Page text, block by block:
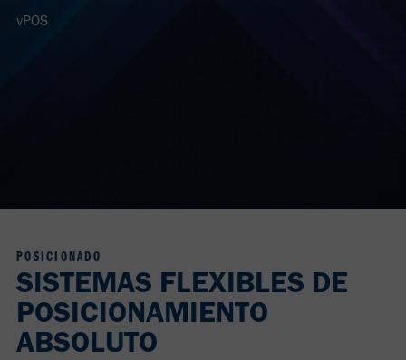
vPOS
POSICIONADO
SISTEMAS FLEXIBLES DE
POSICIONAMIENTO
ABSOLUTO